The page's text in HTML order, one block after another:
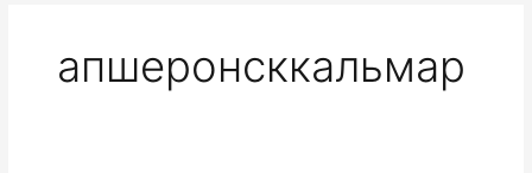
апшеронсккальмар